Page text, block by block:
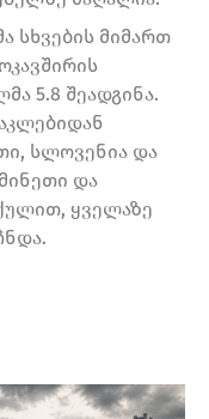
სხვების მიმართ
5.8 შეადგინა.
სლოვენია და
და
ყველაზე